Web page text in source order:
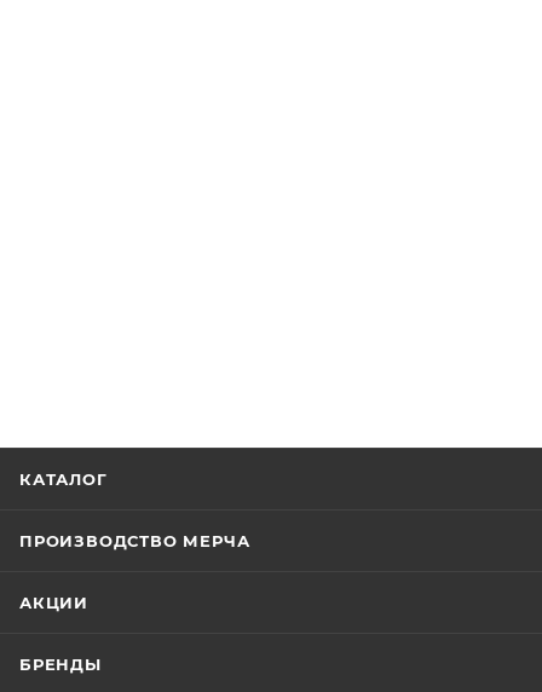
КАТАЛОГ
ПРОИЗВОДСТВО МЕРЧА
АКЦИИ
БРЕНДЫ